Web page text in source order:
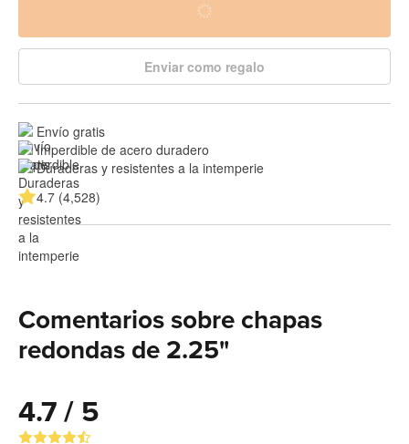
Enviar como regalo
Envío gratis
Imperdible de acero duradero
Duraderas y resistentes a la intemperie
4.7 (4,528)
Comentarios sobre chapas
redondas de 2.25"
4.7 / 5